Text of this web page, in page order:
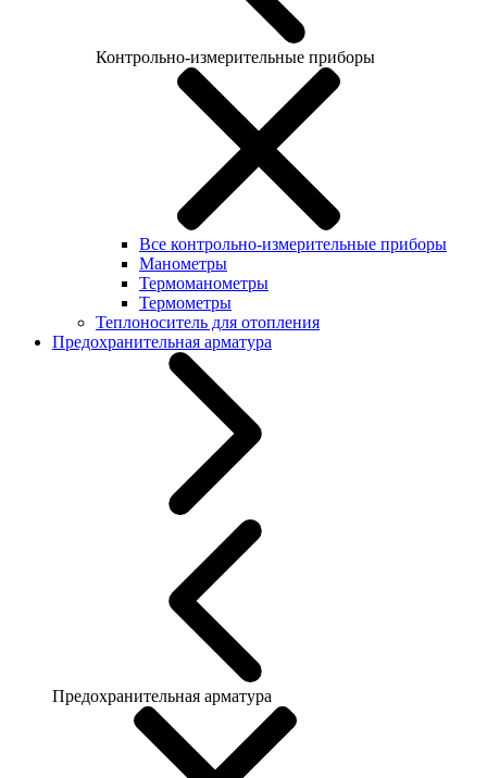
Контрольно-измерительные приборы
Все контрольно-измерительные приборы
Манометры
Термоманометры
Термометры
Теплоноситель для отопления
Предохранительная арматура
Предохранительная арматура